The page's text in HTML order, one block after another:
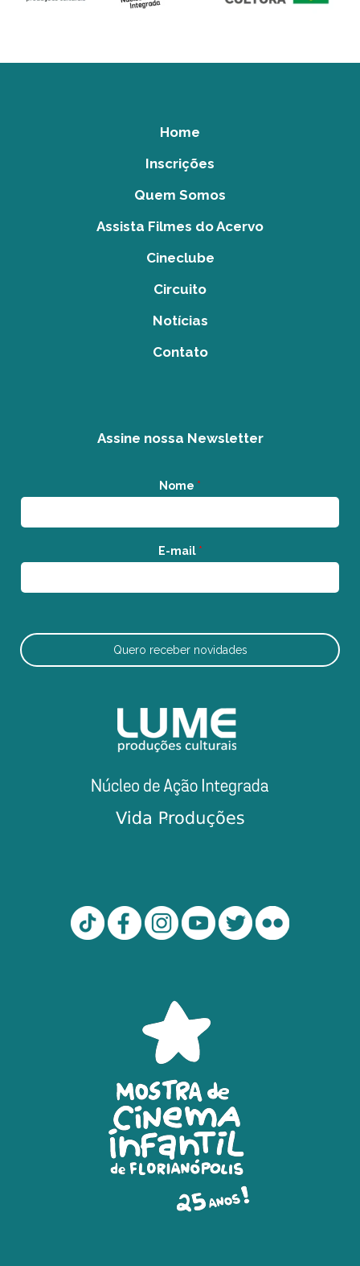
Home
Inscrições
Quem Somos
Assista Filmes do Acervo
Cineclube
Circuito
Notícias
Contato
Assine nossa Newsletter
Nome *
E-mail *
Quero receber novidades